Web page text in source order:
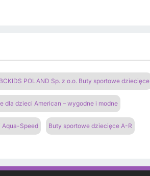
POLAND Sp. z o.o. Buty sportowe dziecięce
dla dzieci American – wygodne i modne
Aqua-Speed Buty sportowe dziecięce A-R